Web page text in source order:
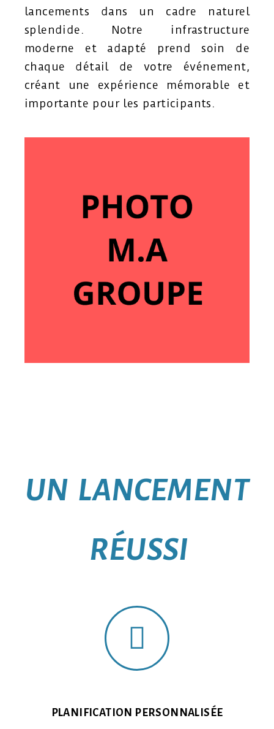
lancements dans un cadre naturel
splendide. Notre infrastructure
moderne et adapté prend soin de
chaque détail de votre événement,
créant une expérience mémorable et
importante pour les participants.
UN LANCEMENT
RÉUSSI
PLANIFICATION PERSONNALISÉE